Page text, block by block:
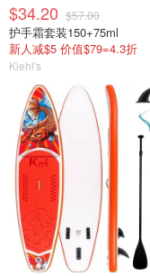
$34.20 $57.00
护手霜套装150+75ml
新人减$5 价值$79=4.3折
Kiehl's